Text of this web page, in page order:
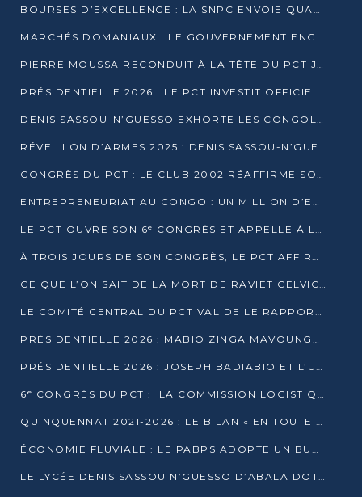
BOURSES D’EXCELLENCE : LA SNPC ENVOIE QUATRE NOUVEAUX TALENTS CONGOLAIS SE FORMER À BAKOU
MARCHÉS DOMANIAUX : LE GOUVERNEMENT ENGAGE LA STRUCTURATION DES TAXES D’ASSAINISSEMENT
PIERRE MOUSSA RECONDUIT À LA TÊTE DU PCT JUSQU’EN 2031
PRÉSIDENTIELLE 2026 : LE PCT INVESTIT OFFICIELLEMENT DENIS SASSOU NGUESSO
DENIS SASSOU-N’GUESSO EXHORTE LES CONGOLAIS À L’UNITÉ ET AU FAIR-PLAY DÉMOCRATIQUE EN 2026
RÉVEILLON D’ARMES 2025 : DENIS SASSOU-N’GUESSO GARANTIT DES ÉLECTIONS 2026 PAISIBLES ET SÉCURISÉES
CONGRÈS DU PCT : LE CLUB 2002 RÉAFFIRME SON SOUTIEN À DENIS SASSOU-N’GUESSO POUR 2026
ENTREPRENEURIAT AU CONGO : UN MILLION D’EUROS POUR FINANCER LES STARTUPS DÈS 2026
LE PCT OUVRE SON 6ᵉ CONGRÈS ET APPELLE À LA CANDIDATURE DE DENIS SASSOU NGUESSO
À TROIS JOURS DE SON CONGRÈS, LE PCT AFFIRME AVOIR ATTEINT TOUS SES OBJECTIFS
CE QUE L’ON SAIT DE LA MORT DE RAVIET CELVIC N’TSIANTSIE
LE COMITÉ CENTRAL DU PCT VALIDE LE RAPPORT DU CONGRÈS ET SOUTIENT DENIS SASSOU N’GUESSO
PRÉSIDENTIELLE 2026 : MABIO ZINGA MAVOUNGOU DÉCLARE SA CANDIDATURE ET CHARGE LE BILAN DU PCT
PRÉSIDENTIELLE 2026 : JOSEPH BADIABIO ET L’UDH-YUKI JOUENT LA PRUDENCE
6ᵉ CONGRÈS DU PCT : LA COMMISSION LOGISTIQUE ASSURE LA DISTRIBUTION DES KITS
QUINQUENNAT 2021-2026 : LE BILAN « EN TOUTE TRANSPARENCE » PRÉSENTÉ À LA PRESSE
ÉCONOMIE FLUVIALE : LE PABPS ADOPTE UN BUDGET 2026 DE PLUS DE 2,7 MILLIARDS FCFA
LE LYCÉE DENIS SASSOU N’GUESSO D’ABALA DOTÉ D’UNE SALLE MULTIMÉDIA